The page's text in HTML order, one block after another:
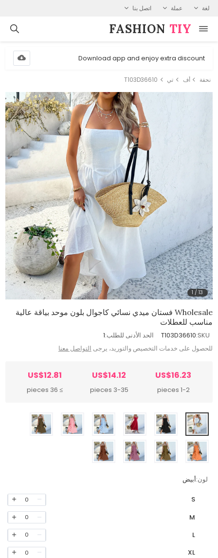
لغة عملة اتصل بنا
FASHION⁠ TIY
Download app and enjoy extra discount
نحفة أف تي T103D36610
1 /13
Wholesale فستان ميدي نسائي كاجوال بلون موحد بياقة عالية
مناسب للعطلات
SKU:
T103D36610 الحد الأدنى للطلب:1
للحصول على خدمات التخصيص والتوريد، يرجى التواصل معنا
US$16.23
1-2 pieces
US$14.12
3-35 pieces
US$12.81
≥ 36 pieces
لون:أبيض
S
0
M
0
L
0
XL
0